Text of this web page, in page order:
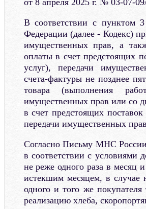
от 8 апреля 2025 г. № 03-07-
В соответствии с пунктом 3
Федерации (далее - Кодекс)
имущественных прав, а
оплаты в счет предстоящих
услуг), передачи
счета-фактуры не позднее
товара (выполнения
имущественных прав или со
в счет предстоящих
передачи имущественных
Согласно Письму МНС
в соответствии с условиями
не реже одного раза в месяц
истекшим месяцем, в случае
одного и того же
реализацию хлеба,